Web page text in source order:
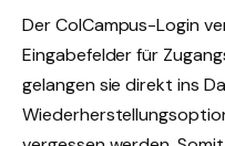
Der ColCampus-Login
Eingabefelder für
gelangen sie direkt ins